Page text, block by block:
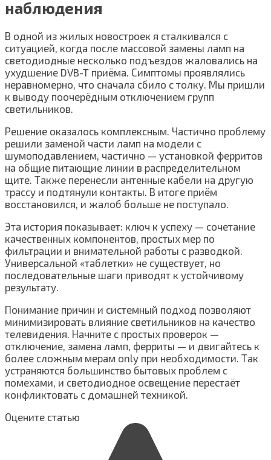
наблюдения
В одной из жилых новостроек я сталкивался с
ситуацией, когда после массовой замены ламп на
светодиодные несколько подъездов жаловались на
ухудшение DVB-T приёма. Симптомы проявлялись
неравномерно, что сначала сбило с толку. Мы пришли
к выводу поочерёдным отключением групп
светильников.
Решение оказалось комплексным. Частично проблему
решили заменой части ламп на модели с
шумоподавлением, частично — установкой ферритов
на общие питающие линии в распределительном
щите. Также перенесли антенные кабели на другую
трассу и подтянули контакты. В итоге приём
восстановился, и жалоб больше не поступало.
Эта история показывает: ключ к успеху — сочетание
качественных компонентов, простых мер по
фильтрации и внимательной работы с разводкой.
Универсальной «таблетки» не существует, но
последовательные шаги приводят к устойчивому
результату.
Понимание причин и системный подход позволяют
минимизировать влияние светильников на качество
телевидения. Начните с простых проверок —
отключение, замена ламп, ферриты — и двигайтесь к
более сложным мерам only при необходимости. Так
устраняются большинство бытовых проблем с
помехами, и светодиодное освещение перестаёт
конфликтовать с домашней техникой.
Оцените статью